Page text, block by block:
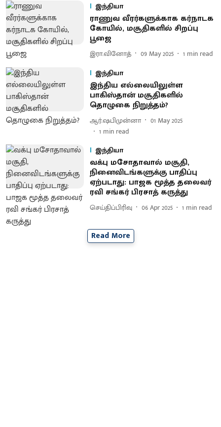
இந்தியா
ராணுவ வீரர்களுக்காக கர்நாடக
கோயில், மசூதிகளில் சிறப்பு
பூஜை
இரா.வினோத் 09 May 2025 1 min read
இந்தியா
இந்திய எல்லையிலுள்ள
பாகிஸ்தான் மசூதிகளில்
தொழுகை நிறுத்தம்?
ஆர்.ஷபிமுன்னா
01 May 2025
1 min read
இந்தியா
வக்பு மசோதாவால் மசூதி,
நினைவிடங்களுக்கு பாதிப்பு
ஏற்படாது: பாஜக மூத்த தலைவர்
ரவி சங்கர் பிரசாத் கருத்து
செய்திப்பிரிவு 06 Apr 2025 1 min read
Read More